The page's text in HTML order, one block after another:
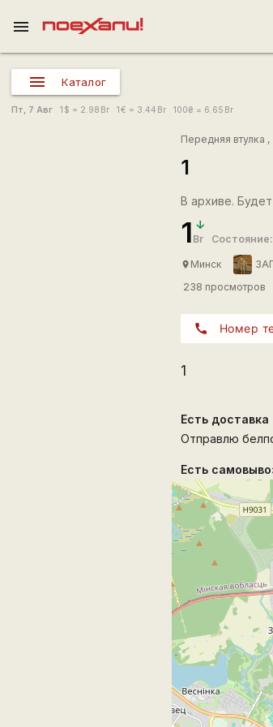
menu
Каталог
Пт, 7 Авг 1 $ = 2.98 Br 1€ = 3.44 Br 100₴ = 6.65 Br
Передняя втулка ,
1
В архиве.
1 Br
place Минск
238 просмотров
call Номер
1
Есть доставка
Отправлю
Есть